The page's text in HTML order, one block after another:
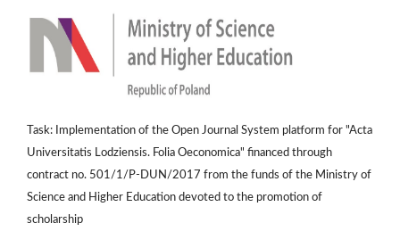
Task: Implementation of the Open Journal System platform for "Acta
Universitatis Lodziensis. Folia Oeconomica" financed through
contract no. 501/1/P-DUN/2017 from the funds of the Ministry of
Science and Higher Education devoted to the promotion of
scholarship